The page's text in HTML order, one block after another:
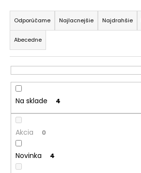
R
a
d
e
n
i
e
p
r
o
d
u
k
Odporúčame Najlacnejšie Najdrahšie
Abecedne
Na sklade 4
Akcia 0
Novinka 4
ú
č
a
m
e
ZÁSTERA
PONČO
KOLIBRÍK
FIALOVÝ
8,76
€